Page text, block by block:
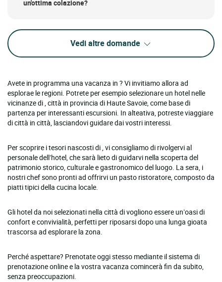
un'ottima colazione?
Vedi altre domande
Avete in programma una vacanza in ? Vi invitiamo allora ad
esplorae le regioni. Potrete per esempio selezionare un hotel nelle
vicinanze di , città in provincia di Haute Savoie, come base di
partenza per interessanti escursioni. In alteativa, potreste viaggiare
di città in città, lasciandovi guidare dai vostri interessi.
Per scoprire i tesori nascosti di , vi consigliamo di rivolgervi al
personale dell’hotel, che sarà lieto di guidarvi nella scoperta del
patrimonio storico, culturale e gastronomico del luogo. La sera, i
nostri chef sono pronti ad offrirvi un pasto ristoratore, composto da
piatti tipici della cucina locale.
Gli hotel da noi selezionati nella città di vogliono essere un’oasi di
confort e convivialità, perfetti per riposarsi dopo una lunga gioata
trascorsa ad esplorare la zona.
Perché aspettare? Prenotate oggi stesso mediante il sistema di
prenotazione online e la vostra vacanza comincerà fin da subito,
senza preoccupazioni.